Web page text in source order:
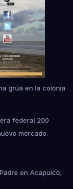
grúa en la colonia
federal 200
mercado.
en Acapulco;